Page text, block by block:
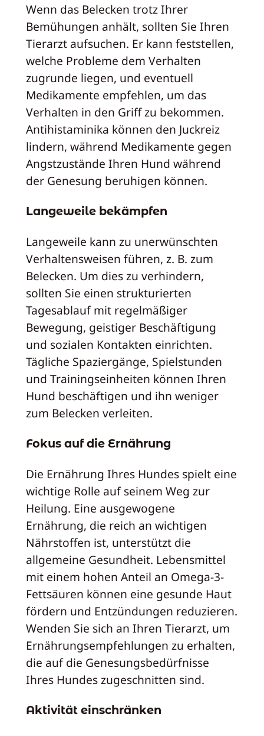
Wenn das Belecken trotz Ihrer
Bemühungen anhält, sollten Sie Ihren
Tierarzt aufsuchen. Er kann feststellen,
welche Probleme dem Verhalten
zugrunde liegen, und eventuell
Medikamente empfehlen, um das
Verhalten in den Griff zu bekommen.
Antihistaminika können den Juckreiz
lindern, während Medikamente gegen
Angstzustände Ihren Hund während
der Genesung beruhigen können.
Langeweile bekämpfen
Langeweile kann zu unerwünschten
Verhaltensweisen führen, z. B. zum
Belecken. Um dies zu verhindern,
sollten Sie einen strukturierten
Tagesablauf mit regelmäßiger
Bewegung, geistiger Beschäftigung
und sozialen Kontakten einrichten.
Tägliche Spaziergänge, Spielstunden
und Trainingseinheiten können Ihren
Hund beschäftigen und ihn weniger
zum Belecken verleiten.
Fokus auf die Ernährung
Die Ernährung Ihres Hundes spielt eine
wichtige Rolle auf seinem Weg zur
Heilung. Eine ausgewogene
Ernährung, die reich an wichtigen
Nährstoffen ist, unterstützt die
allgemeine Gesundheit. Lebensmittel
mit einem hohen Anteil an Omega-3-
Fettsäuren können eine gesunde Haut
fördern und Entzündungen reduzieren.
Wenden Sie sich an Ihren Tierarzt, um
Ernährungsempfehlungen zu erhalten,
die auf die Genesungsbedürfnisse
Ihres Hundes zugeschnitten sind.
Aktivität einschränken